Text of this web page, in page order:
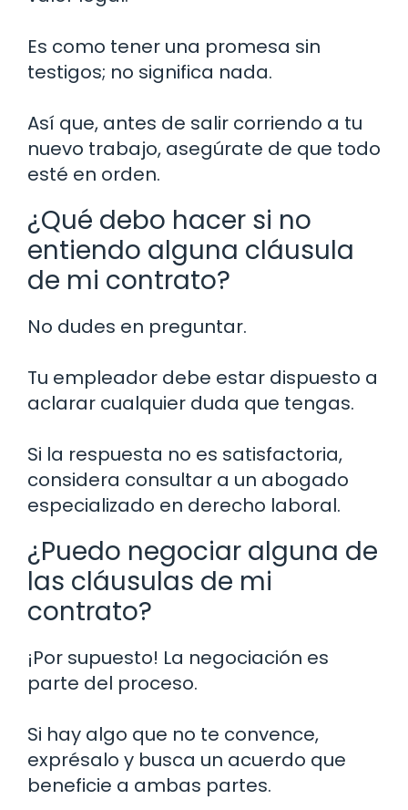
Es como tener una promesa sin
testigos; no significa nada.
Así que, antes de salir corriendo a tu
nuevo trabajo, asegúrate de que todo
esté en orden.
¿Qué debo hacer si no
entiendo alguna cláusula
de mi contrato?
No dudes en preguntar.
Tu empleador debe estar dispuesto a
aclarar cualquier duda que tengas.
Si la respuesta no es satisfactoria,
considera consultar a un abogado
especializado en derecho laboral.
¿Puedo negociar alguna de
las cláusulas de mi
contrato?
¡Por supuesto! La negociación es
parte del proceso.
Si hay algo que no te convence,
exprésalo y busca un acuerdo que
beneficie a ambas partes.